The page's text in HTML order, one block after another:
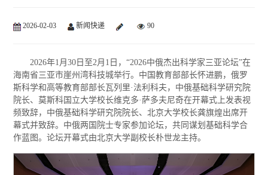
2026-02-03 新闻快递 90
2026年1月30日至2月1日，“2026中俄杰出科学家三亚论坛”在
海南省三亚市崖州湾科技城举行。中国教育部部长怀进鹏，俄罗
斯科学和高等教育部部长瓦列里·法利科夫，中俄基础科学研究院
院长、莫斯科国立大学校长维克多·萨多夫尼奇在开幕式上发表视
频致辞，中俄基础科学研究院院长、北京大学校长龚旗煌出席开
幕式并致辞。中俄两国院士专家参加论坛，共同谋划基础科学合
作蓝图。论坛开幕式由北京大学副校长朴世龙主持。